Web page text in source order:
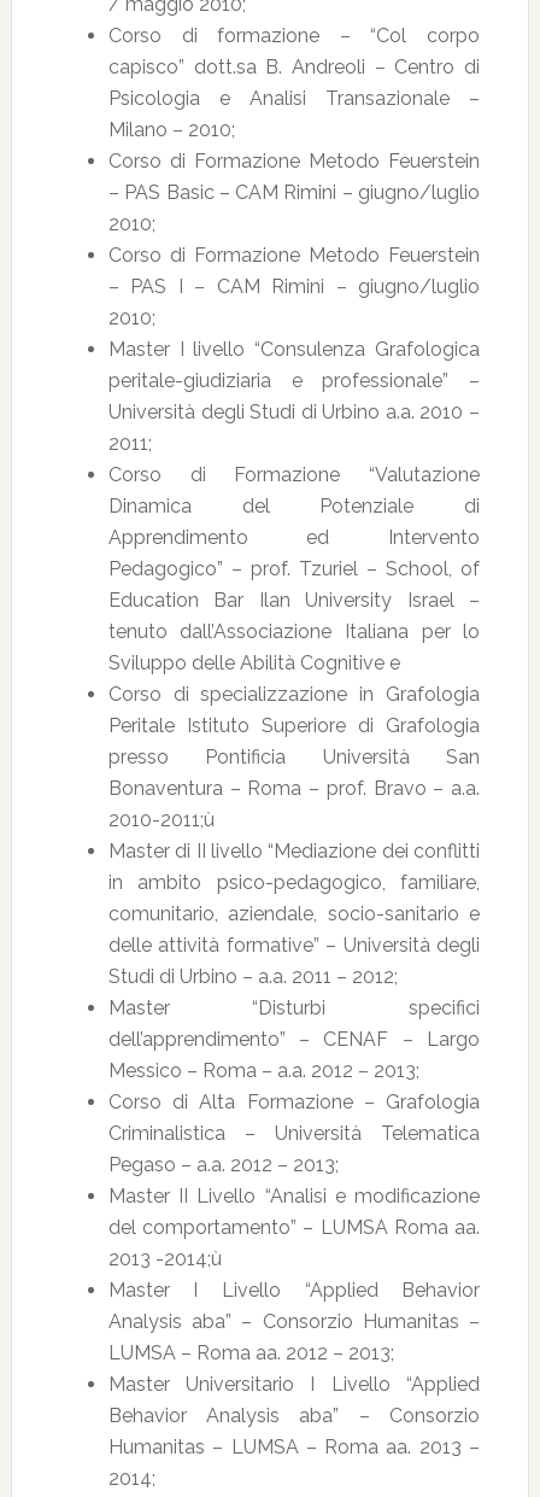
Corso di formazione – “Col corpo
capisco” dott.sa B. Andreoli – Centro di
Psicologia e Analisi Transazionale –
Milano – 2010;
Corso di Formazione Metodo Feuerstein
– PAS Basic – CAM Rimini – giugno/luglio
2010;
Corso di Formazione Metodo Feuerstein
– PAS I – CAM Rimini – giugno/luglio
2010;
Master I livello “Consulenza Grafologica
peritale-giudiziaria e professionale” –
Università degli Studi di Urbino a.a. 2010 –
2011;
Corso di Formazione “Valutazione
Dinamica del Potenziale di
Apprendimento ed Intervento
Pedagogico” – prof. Tzuriel – School, of
Education Bar Ilan University Israel –
tenuto dall’Associazione Italiana per lo
Sviluppo delle Abilità Cognitive e
Corso di specializzazione in Grafologia
Peritale Istituto Superiore di Grafologia
presso Pontificia Università San
Bonaventura – Roma – prof. Bravo – a.a.
2010-2011;ù
Master di II livello “Mediazione dei conflitti
in ambito psico-pedagogico, familiare,
comunitario, aziendale, socio-sanitario e
delle attività formative” – Università degli
Studi di Urbino – a.a. 2011 – 2012;
Master “Disturbi specifici
dell’apprendimento” – CENAF – Largo
Messico – Roma – a.a. 2012 – 2013;
Corso di Alta Formazione – Grafologia
Criminalistica – Università Telematica
Pegaso – a.a. 2012 – 2013;
Master II Livello “Analisi e modificazione
del comportamento” – LUMSA Roma aa.
2013 -2014;ù
Master I Livello “Applied Behavior
Analysis aba” – Consorzio Humanitas –
LUMSA – Roma aa. 2012 – 2013;
Master Universitario I Livello “Applied
Behavior Analysis aba” – Consorzio
Humanitas – LUMSA – Roma aa. 2013 –
2014;